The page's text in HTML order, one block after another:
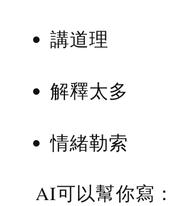
講道理
解釋太多
情緒勒索
AI可以幫你寫：